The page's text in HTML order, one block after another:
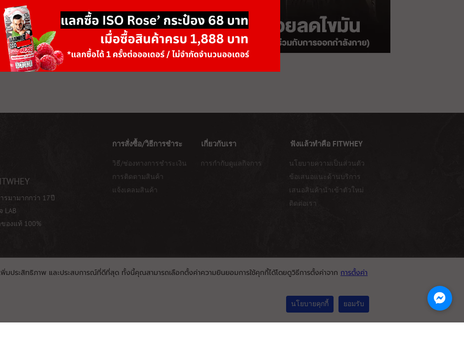
รมามากกว่า 17ปี
LAB
องแท้ 100%
การสั่งซื้อ/วิธีการชำระ เกี่ยวกับเรา ฟังแล้วทำคือ FITWHEY
วิธี/ช่องทางการชำระเงิน
การติดตามสินค้า
แจ้งเคลมสินค้า
การกำกับดูแลกิจการ
นโยบายความเป็นส่วนตัว
ข้อเสนอแนะด้านบริการ
เสนอสินค้านำเข้าตัวใหม่
ติดต่อเรา
มประสิทธิภาพ และประสบการณ์ที่ดีที่สุด ทั้งนี้คุณสามารถเลือกตั้งค่าความยินยอมการใช้คุกกี้ได้โดยดูวิธีการตั้งค่าจาก การตั้งค่า
นโยบายคุกกี้ ยอมรับ